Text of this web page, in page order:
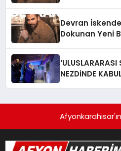
Devran
Dokunan Yeni
NEZDİNDE